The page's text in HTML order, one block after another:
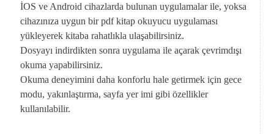
İOS ve Android cihazlarda bulunan uygulamalar ile, yoksa
cihazınıza uygun bir pdf kitap okuyucu uygulaması
yükleyerek kitaba rahatlıkla ulaşabilirsiniz.
Dosyayı indirdikten sonra uygulama ile açarak çevrimdışı
okuma yapabilirsiniz.
Okuma deneyimini daha konforlu hale getirmek için gece
modu, yakınlaştırma, sayfa yer imi gibi özellikler
kullanılabilir.